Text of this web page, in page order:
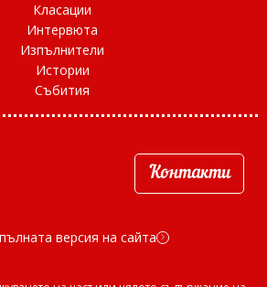
Класации
Интервюта
Изпълнители
Истории
Събития
Контакти
версия на сайта d